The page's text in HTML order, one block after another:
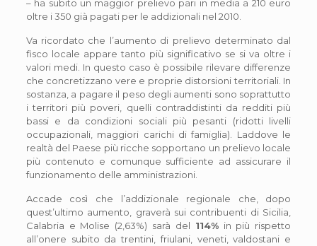
– ha subito un maggior prelievo pari in media a 210 euro
oltre i 350 già pagati per le addizionali nel 2010.
Va ricordato che l’aumento di prelievo determinato dal
fisco locale appare tanto più significativo se si va oltre i
valori medi. In questo caso è possibile rilevare differenze
che concretizzano vere e proprie distorsioni territoriali. In
sostanza, a pagare il peso degli aumenti sono soprattutto
i territori più poveri, quelli contraddistinti da redditi più
bassi e da condizioni sociali più pesanti (ridotti livelli
occupazionali, maggiori carichi di famiglia). Laddove le
realtà del Paese più ricche sopportano un prelievo locale
più contenuto e comunque sufficiente ad assicurare il
funzionamento delle amministrazioni.
Accade così che l’addizionale regionale che, dopo
quest’ultimo aumento, graverà sui contribuenti di Sicilia,
Calabria e Molise (2,63%) sarà del 114%in più rispetto
all’onere subito da trentini, friulani, veneti, valdostani e